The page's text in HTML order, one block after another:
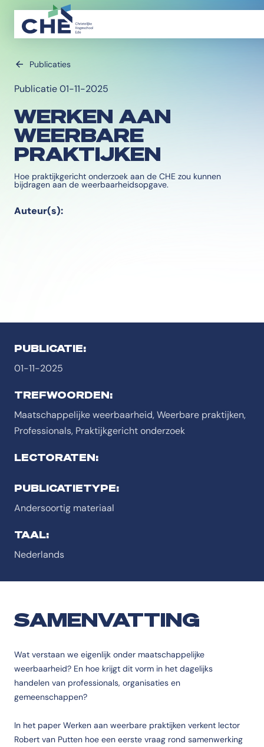
Publicaties
Publicatie 01-11-2025
WERKEN AAN
WEERBARE
PRAKTIJKEN
Hoe praktijkgericht onderzoek aan de CHE zou kunnen
bijdragen aan de weerbaarheidsopgave.
Auteur(s):
PUBLICATIE:
01-11-2025
TREFWOORDEN:
Maatschappelijke weerbaarheid, Weerbare praktijken,
Professionals, Praktijkgericht onderzoek
LECTORATEN:
PUBLICATIETYPE:
Andersoortig materiaal
TAAL:
Nederlands
SAMENVATTING
Wat verstaan we eigenlijk onder maatschappelijke
weerbaarheid? En hoe krijgt dit vorm in het dagelijks
handelen van professionals, organisaties en
gemeenschappen?
In het paper Werken aan weerbare praktijken verkent lector
Robert van Putten hoe een eerste vraag rond samenwerking